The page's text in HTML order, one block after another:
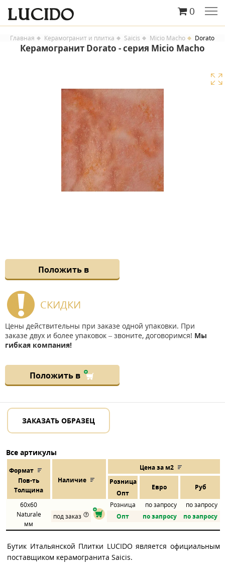
0
Главная Керамогранит и плитка Saicis Micio Macho Dorato
Керамогранит Dorato - серия Micio Macho
Положить в
СКИДКИ
Цены действительны при заказе одной упаковки. При
заказе двух и более упаковок – звоните, договоримся! Мы
гибкая компания!
Положить в
ЗАКАЗАТЬ ОБРАЗЕЦ
Все артикулы
Формат
Пов-ть
Толщина
Наличие
Цена за м2
Розница
Евро Руб
Опт
60x60
Naturale
мм
Розница по запросу
по запросу
под заказ
Опт по запросу по запросу
Бутик Итальянской Плитки LUCIDO является официальным
поставщиком керамогранита Saicis.